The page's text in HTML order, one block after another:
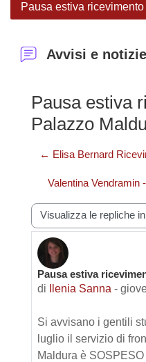
Pausa estiva
Avvisi e
Pausa estiva
Palazzo
← Elisa Bernard
Valentina
Modalità
Pausa estiva
di Ilenia Sanna -
Numero di risposte: 0
Si avvisano i gentili
luglio il servizio di
Maldura è